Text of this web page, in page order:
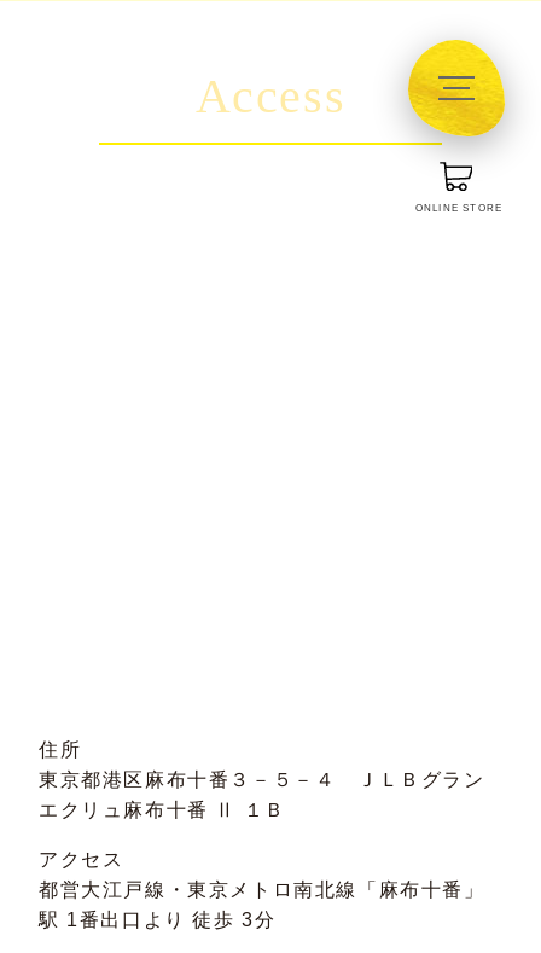
ONLINE STORE
Access
住所
東京都港区麻布十番３－５－４ ＪＬＢグラン
エクリュ麻布十番 Ⅱ １Ｂ
アクセス
都営大江戸線・東京メトロ南北線「麻布十番」
駅 1番出口より 徒歩 3分